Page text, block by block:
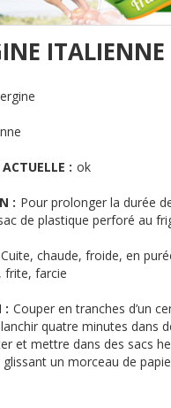
ITALIENNE
: ok
: Pour prolonger la durée
de plastique perforé au
Cuite, chaude, froide, en
frite, farcie
: Couper en tranches d’un
quatre minutes dans
et mettre dans des sacs
un morceau de